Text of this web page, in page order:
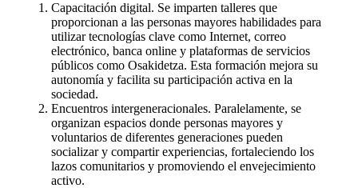
Capacitación digital. Se imparten talleres que
proporcionan a las personas mayores habilidades para
utilizar tecnologías clave como Internet, correo
electrónico, banca online y plataformas de servicios
públicos como Osakidetza. Esta formación mejora su
autonomía y facilita su participación activa en la
sociedad.
Encuentros intergeneracionales. Paralelamente, se
organizan espacios donde personas mayores y
voluntarios de diferentes generaciones pueden
socializar y compartir experiencias, fortaleciendo los
lazos comunitarios y promoviendo el envejecimiento
activo.